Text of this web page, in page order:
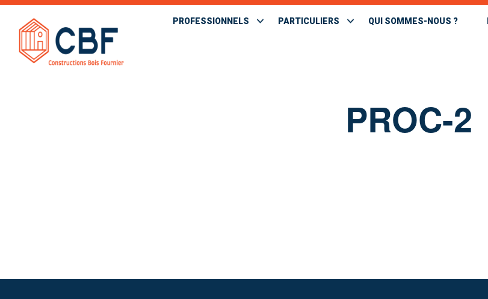
PROFESSIONNELS PARTICULIERS QUI SOMMES-NOUS ?
PROC-2